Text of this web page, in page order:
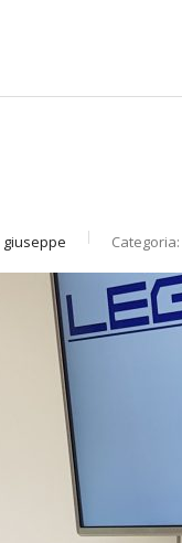
giuseppe Categoria: